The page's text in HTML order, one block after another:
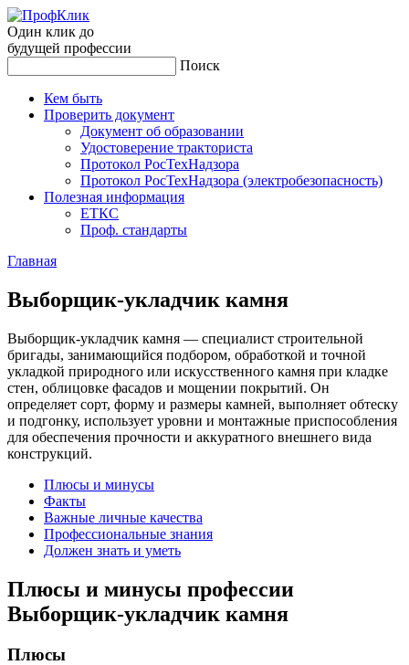
Один клик до
будущей профессии
Поиск
Кем быть
Проверить документ
Документ об образовании
Удостоверение тракториста
Протокол РосТехНадзора
Протокол РосТехНадзора (электробезопасность)
Полезная информация
ЕТКС
Проф. стандарты
Главная
Вы­бор­щик-ук­ладчик кам­ня
Выборщик-укладчик камня — специалист строительной
бригады, занимающийся подбором, обработкой и точной
укладкой природного или искусственного камня при кладке
стен, облицовке фасадов и мощении покрытий. Он
определяет сорт, форму и размеры камней, выполняет обтеску
и подгонку, использует уровни и монтажные приспособления
для обеспечения прочности и аккуратного внешнего вида
конструкций.
Плюсы и минусы
Факты
Важные личные качества
Профессиональные знания
Должен знать и уметь
Плюсы и минусы профессии
Выборщик-укладчик камня
Плюсы